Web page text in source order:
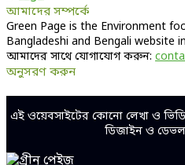
আমাদের সম্পর্কে
Green Page is the Environment
Bangladeshi and Bengali website
আমাদের সাথে যোগাযোগ করুন:
অনুসরণ করুন
এই ওয়েবসাইটের কোনো লেখা ও
ডিজাইন ও